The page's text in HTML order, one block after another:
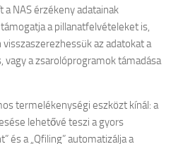
NAS érzékeny adatainak
a pillanatfelvételeket is,
az adatokat a
a zsarolóprogramok támadása
termelékenységi eszközt kínál: a
lehetővé teszi a gyors
és a „Qfiling” automatizálja a